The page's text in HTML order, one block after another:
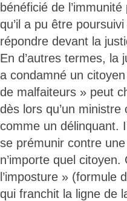
bénéficié de
qu’il a pu être
répondre devant la
En d’autres termes, la
a condamné un
de malfaiteurs » peut
dès lors qu’un
comme un délinquant.
se prémunir contre
n’importe quel citoyen.
l’imposture » (formule
qui franchit la ligne de